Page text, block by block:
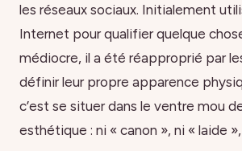
les réseaux sociaux. Initialement
Internet pour qualifier quelque
médiocre, il a été réapproprié par
définir leur propre apparence
c’est se situer dans le ventre mou
esthétique : ni « canon », ni « laide